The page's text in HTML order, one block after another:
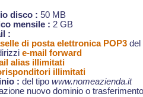
disco : 50 MB
mensile : 2 GB
:
di posta elettronica POP3 del
e-mail forward
alias illimitati
illimitati
: del tipo www.nomeazienda.it
nuovo dominio o